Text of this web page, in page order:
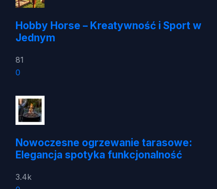
Hobby Horse – Kreatywność i Sport w
Jednym
81
0
Nowoczesne ogrzewanie tarasowe:
Elegancja spotyka funkcjonalność
3.4k